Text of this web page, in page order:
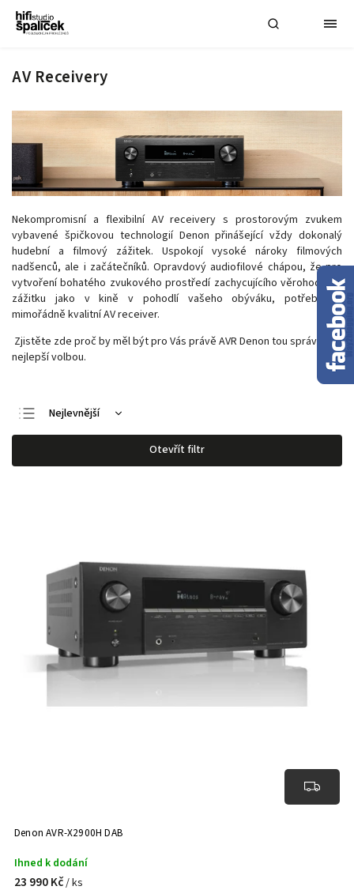
AV Receivery
Nekompromisní a flexibilní AV receivery s prostorovým zvukem
vybavené špičkovou technologií Denon přinášející vždy dokonalý
hudební a filmový zážitek. Uspokojí vysoké nároky filmových
nadšenců, ale i začátečníků. Opravdový audiofilové chápou, že pro
vytvoření bohatého zvukového prostředí zachycujícího věrohodnost
zážitku jako v kině v pohodlí vašeho obýváku, potřebujete
mimořádně kvalitní AV receiver.
Zjistěte zde proč by měl být pro Vás právě AVR Denon tou správnou a
nejlepší volbou.
Nejlevnější
Nejdražší
Nejprodávanější
Otevřít filtr
Denon AVR-X2900H DAB
Ihned k dodání
23 990 Kč/ ks